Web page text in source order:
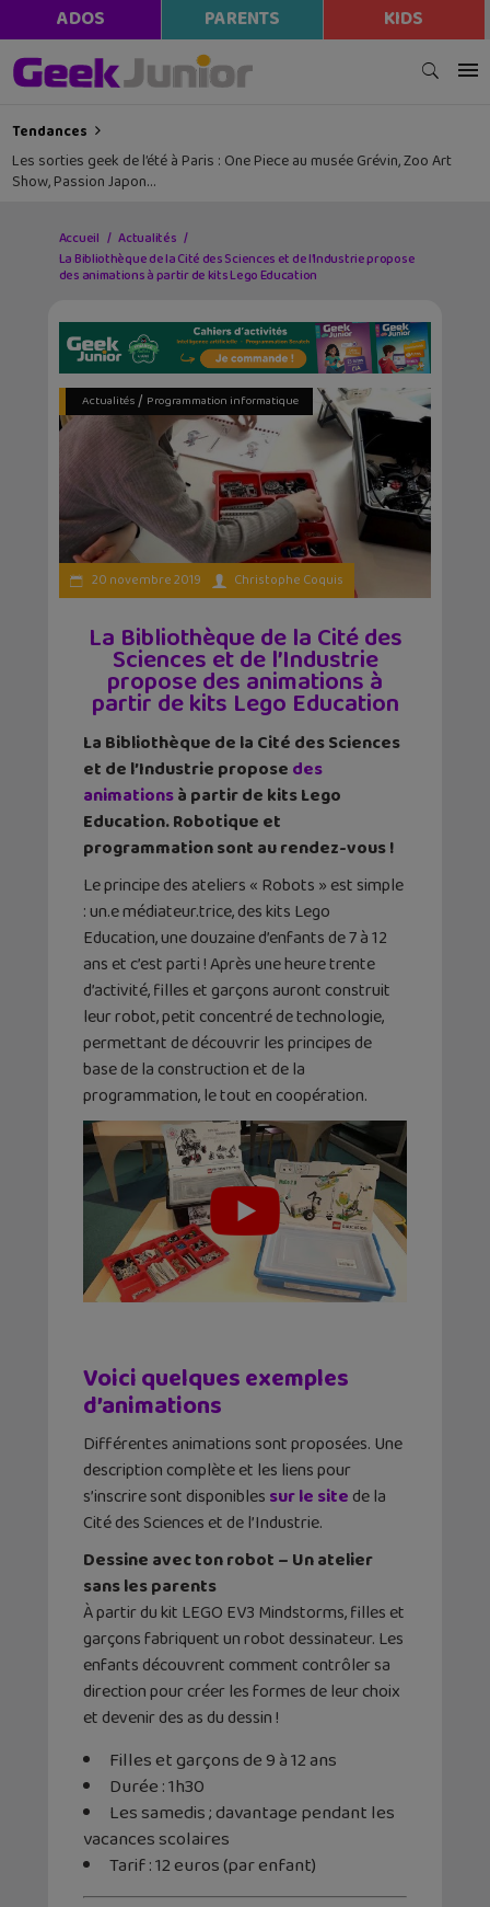
ADOS PARENTS KIDS
Tendances
Les sorties geek de l’été à Paris : One Piece au musée Grévin, Zoo Art
Show, Passion Japon…
Accueil
Actualités
La Bibliothèque de la Cité des Sciences et de l’Industrie propose
des animations à partir de kits Lego Education
Actualités/ Programmation informatique
20 novembre 2019 Christophe Coquis
La Bibliothèque de la Cité des
Sciences et de l’Industrie
propose des animations à
partir de kits Lego Education
La Bibliothèque de la Cité des Sciences
et de l’Industrie propose des
animationsà partir de kits Lego
Education. Robotique et
programmation sont au rendez-vous !
Le principe des ateliers « Robots » est simple
: un.e médiateur.trice, des kits Lego
Education, une douzaine d’enfants de 7 à 12
ans et c’est parti ! Après une heure trente
d’activité, filles et garçons auront construit
leur robot, petit concentré de technologie,
permettant de découvrir les principes de
base de la construction et de la
programmation, le tout en coopération.
Voici quelques exemples
d’animations
Différentes animations sont proposées. Une
description complète et les liens pour
s’inscrire sont disponibles sur le site de la
Cité des Sciences et de l’Industrie.
Dessine avec ton robot – Un atelier
sans les parents
À partir du kit LEGO EV3 Mindstorms, filles et
garçons fabriquent un robot dessinateur. Les
enfants découvrent comment contrôler sa
direction pour créer les formes de leur choix
et devenir des as du dessin !
Filles et garçons de 9 à 12 ans
Durée : 1h30
Les samedis ; davantage pendant les
vacances scolaires
Tarif : 12 euros (par enfant)